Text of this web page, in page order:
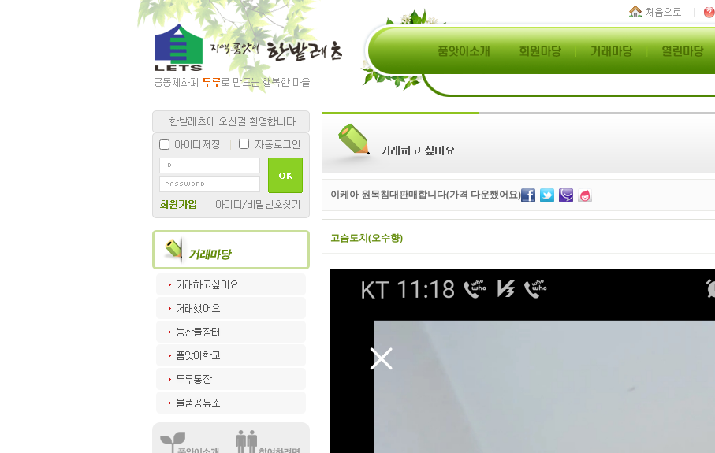
이케아 원목침대판매합니다(가격 다운했어요)
고슴도치(오수향)